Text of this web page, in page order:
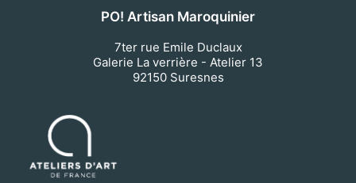
PO! Artisan Maroquinier
7ter rue Emile Duclaux
Galerie La verrière - Atelier 13
92150 Suresnes